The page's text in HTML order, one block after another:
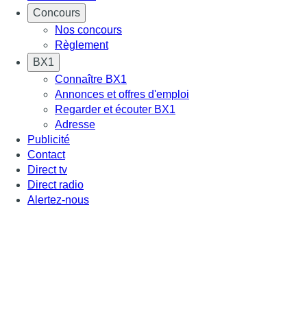
Concours
Nos concours
Règlement
BX1
Connaître BX1
Annonces et offres d'emploi
Regarder et écouter BX1
Adresse
Publicité
Contact
Direct tv
Direct radio
Alertez-nous